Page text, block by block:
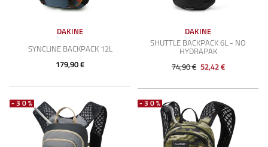
DAKINE
SYNCLINE BACKPACK 12L
179,90 €
DAKINE
SHUTTLE BACKPACK 6L - NO
HYDRAPAK
74,90 € 52,42 €
-30% -30%